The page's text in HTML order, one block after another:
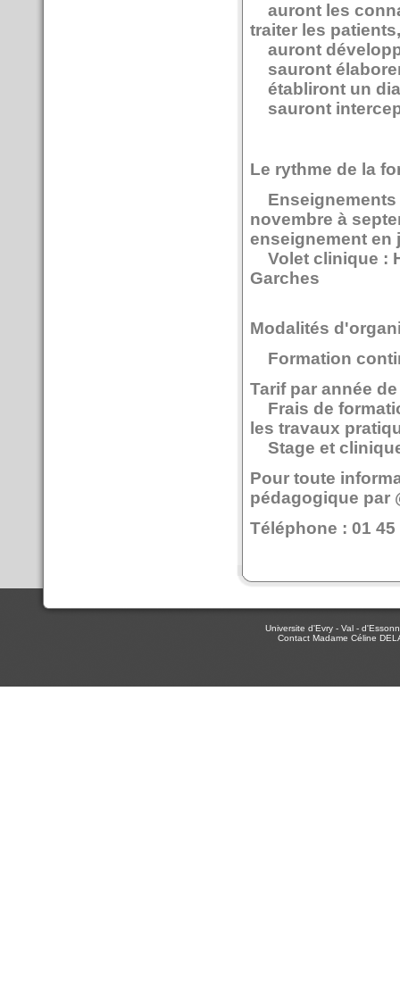
auront les
traiter les patients,
auront
sauront
établiront un
sauront
Le rythme de la
Enseignements
novembre à
enseignement en
Volet clinique :
Garches
Modalités
Formation
Tarif par année
Frais de
les travaux
Stage et
Pour toute
pédagogique par
Téléphone : 01 45
Universite d'Evry - Val -
Contact Madame Céline